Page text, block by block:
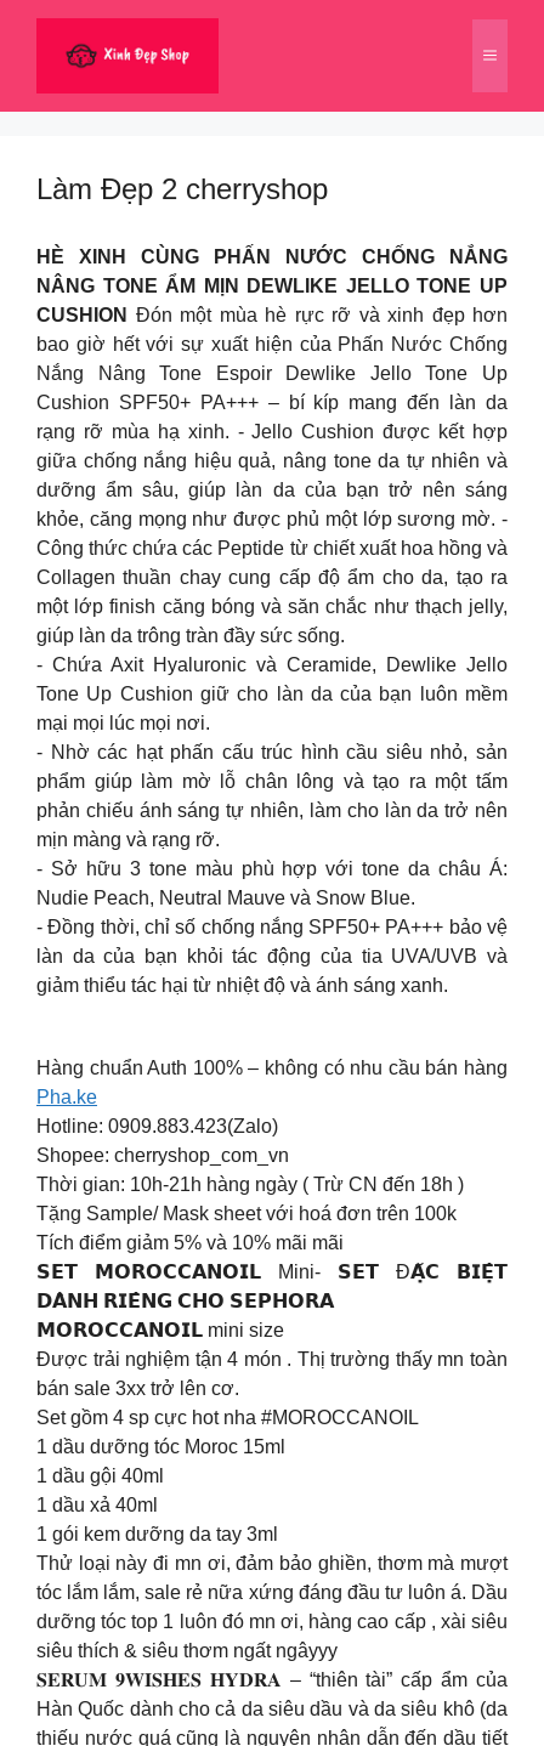
dung
Menu
Làm Đẹp 2 cherryshop
HÈ XINH CÙNG PHẤN NƯỚC CHỐNG NẮNG
NÂNG TONE ẨM MỊN DEWLIKE JELLO TONE UP
CUSHION Đón một mùa hè rực rỡ và xinh đẹp hơn
bao giờ hết với sự xuất hiện của Phấn Nước Chống
Nắng Nâng Tone Espoir Dewlike Jello Tone Up
Cushion SPF50+ PA+++ – bí kíp mang đến làn da
rạng rỡ mùa hạ xinh. ​- Jello Cushion được kết hợp
giữa chống nắng hiệu quả, nâng tone da tự nhiên và
dưỡng ẩm sâu, giúp làn da của bạn trở nên sáng
khỏe, căng mọng như được phủ một lớp sương mờ. ​-
Công thức chứa các Peptide từ chiết xuất hoa hồng và
Collagen thuần chay cung cấp độ ẩm cho da, tạo ra
một lớp finish căng bóng và săn chắc như thạch jelly,
giúp làn da trông tràn đầy sức sống.
​- Chứa Axit Hyaluronic và Ceramide, Dewlike Jello
Tone Up Cushion giữ cho làn da của bạn luôn mềm
mại mọi lúc mọi nơi.
​- Nhờ các hạt phấn cấu trúc hình cầu siêu nhỏ, sản
phẩm giúp làm mờ lỗ chân lông và tạo ra một tấm
phản chiếu ánh sáng tự nhiên, làm cho làn da trở nên
mịn màng và rạng rỡ.
​- Sở hữu 3 tone màu phù hợp với tone da châu Á:
Nudie Peach, Neutral Mauve và Snow Blue.
​- Đồng thời, chỉ số chống nắng SPF50+ PA+++ bảo vệ
làn da của bạn khỏi tác động của tia UVA/UVB và
giảm thiểu tác hại từ nhiệt độ và ánh sáng xanh.
Hàng chuẩn Auth 100% – không có nhu cầu bán hàng
Pha.ke
Hotline: 0909.883.423(Zalo)
Shopee: cherryshop_com_vn
Thời gian: 10h-21h hàng ngày ( Trừ CN đến 18h )
Tặng Sample/ Mask sheet với hoá đơn trên 100k
Tích điểm giảm 5% và 10% mãi mãi
𝗦𝗘𝗧 𝗠𝗢𝗥𝗢𝗖𝗖𝗔𝗡𝗢𝗜𝗟 Mini- 𝗦𝗘𝗧 Đ𝗔̣̆𝗖 𝗕𝗜𝗘̣̂𝗧
𝗗𝗔̀𝗡𝗛 𝗥𝗜𝗘̂𝗡𝗚 𝗖𝗛𝗢 𝗦𝗘𝗣𝗛𝗢𝗥𝗔
𝗠𝗢𝗥𝗢𝗖𝗖𝗔𝗡𝗢𝗜𝗟 mini size
Được trải nghiệm tận 4 món . Thị trường thấy mn toàn
bán sale 3xx trở lên cơ.
Set gồm 4 sp cực hot nha #MOROCCANOIL
1 dầu dưỡng tóc Moroc 15ml
1 dầu gội 40ml
1 dầu xả 40ml
1 gói kem dưỡng da tay 3ml
Thử loại này đi mn ơi, đảm bảo ghiền, thơm mà mượt
tóc lắm lắm, sale rẻ nữa xứng đáng đầu tư luôn á. Dầu
dưỡng tóc top 1 luôn đó mn ơi, hàng cao cấp , xài siêu
siêu thích & siêu thơm ngất ngâyyy
𝐒𝐄𝐑𝐔𝐌 𝟗𝐖𝐈𝐒𝐇𝐄𝐒 𝐇𝐘𝐃𝐑𝐀 – “thiên tài” cấp ẩm của
Hàn Quốc dành cho cả da siêu dầu và da siêu khô (da
thiếu nước quá cũng là nguyên nhân dẫn đến dầu tiết